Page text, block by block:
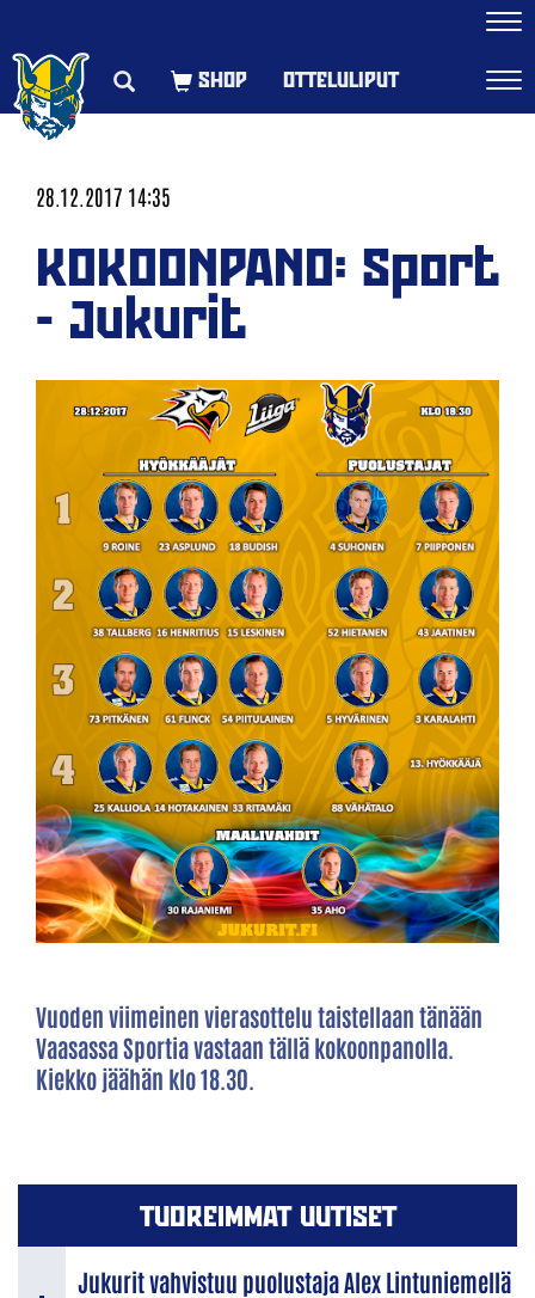
OTTELULIPUT
28.12.2017 14:35
KOKOONPANO: Sport
- Jukurit
Vuoden viimeinen vierasottelu taistellaan tänään
Vaasassa Sportia vastaan tällä kokoonpanolla.
Kiekko jäähän klo 18.30.
TUOREIMMAT UUTISET
Jukurit vahvistuu puolustaja Alex Lintuniemellä